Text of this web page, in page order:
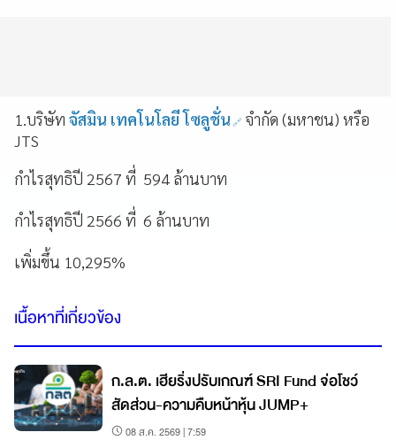
1.บริษัท จัสมิน เทคโนโลยี โซลูชั่น จำกัด (มหาชน) หรือ
JTS
กำไรสุทธิปี 2567 ที่ 594 ล้านบาท
กำไรสุทธิปี 2566 ที่ 6 ล้านบาท
เพิ่มขึ้น 10,295%
เนื้อหาที่เกี่ยวข้อง
ก.ล.ต. เฮียริ่งปรับเกณฑ์ SRI Fund จ่อโชว์
สัดส่วน-ความคืบหน้าหุ้น JUMP+
08 ส.ค. 2569 | 7:59